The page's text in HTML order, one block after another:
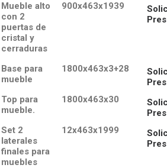
Mueble alto
con 2
puertas de
cristal y
cerraduras
900x463x1939
Base para
mueble
1800x463x3+28
Top para
mueble.
1800x463x30
Set 2
laterales
finales para
muebles
12x463x1999